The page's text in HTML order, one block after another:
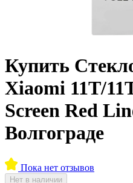
Купить
Xiaomi 11T/
Screen Red
Волгограде
Пока нет отзывов
Нет в наличии